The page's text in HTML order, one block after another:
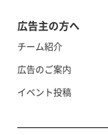
広告主の方へ
チーム紹介
広告のご案内
イベント投稿